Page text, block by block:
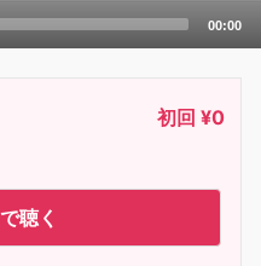
00:00
初回 ¥0
聴く